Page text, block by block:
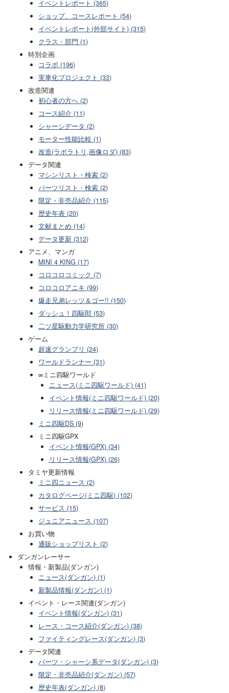
イベントレポート (365)
ショップ、コースレポート (54)
イベントレポート(外部サイト) (315)
クラス・部門 (1)
特別企画
コラボ (196)
実車化プロジェクト (33)
改造関連
初心者の方へ (2)
コース紹介 (11)
シャーシデータ (2)
モーター性能比較 (1)
改造(ラボラトリ,画像ロダ) (83)
データ関連
マシンリスト・検索 (2)
パーツリスト・検索 (2)
限定・非売品紹介 (115)
歴史年表 (20)
文献まとめ (14)
データ更新 (312)
アニメ、マンガ
MINI 4 KING (17)
コロコロコミック (7)
コロコロアニキ (99)
爆走兄弟レッツ＆ゴー!! (150)
ダッシュ！四駆郎 (53)
二ツ星駆動力学研究所 (30)
ゲーム
超速グランプリ (24)
ワールドランナー (31)
∞ミニ四駆ワールド
ニュース(ミニ四駆ワールド) (41)
イベント情報(ミニ四駆ワールド) (20)
リリース情報(ミニ四駆ワールド) (29)
ミニ四駆DS (9)
ミニ四駆GPX
イベント情報(GPX) (34)
リリース情報(GPX) (26)
タミヤ更新情報
ミニ四ニュース (2)
カタログページ(ミニ四駆) (102)
サービス (15)
ジュニアニュース (107)
お買い物
通販ショップリスト (2)
ダンガンレーサー
情報・新製品(ダンガン)
ニュース(ダンガン) (1)
新製品情報(ダンガン) (1)
イベント・レース関連(ダンガン)
イベント情報(ダンガン) (31)
レース・コース紹介(ダンガン) (38)
ファイティングレース(ダンガン) (3)
データ関連
パーツ・シャーシ系データ(ダンガン) (3)
限定・非売品紹介(ダンガン) (57)
歴史年表(ダンガン) (8)